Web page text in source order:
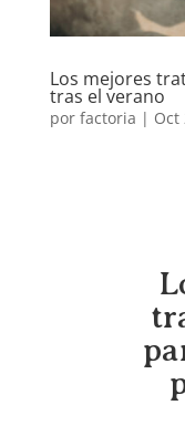
Los mejores
tras el verano
por factoria | Oct